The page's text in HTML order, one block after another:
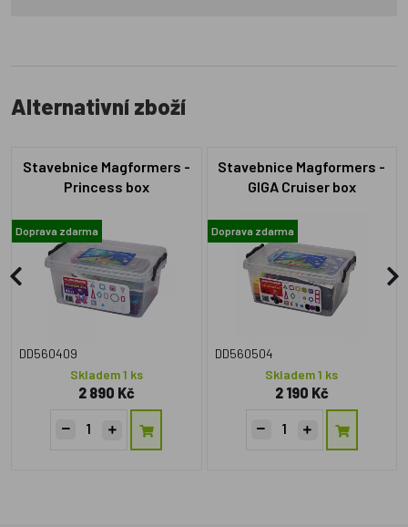
Alternativní zboží
Stavebnice Magformers -
Princess box
Doprava zdarma
DD560409
Skladem 1 ks
2 890 Kč
Stavebnice Magformers -
GIGA Cruiser box
Doprava zdarma
DD560504
Skladem 1 ks
2 190 Kč